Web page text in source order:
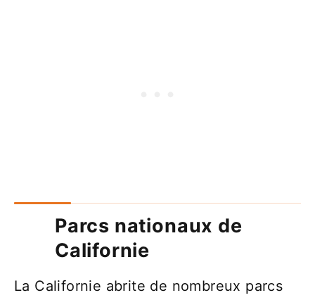
Parcs nationaux de
Californie
La Californie abrite de nombreux parcs